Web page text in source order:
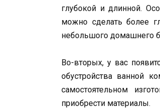
глубокой и длинной.
можно сделать более
небольшого домашнего
Во-вторых, у вас
обустройства ванной
самостоятельном
приобрести материалы.